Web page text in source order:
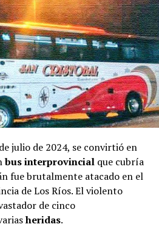
julio de 2024, se convirtió en
bus interprovincial que cubría
fue brutalmente atacado en el
de Los Ríos. El violento
de cinco
heridas.